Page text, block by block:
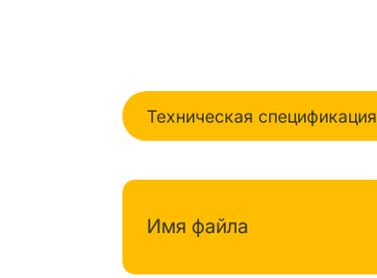
Техническая спецификация
Имя файла